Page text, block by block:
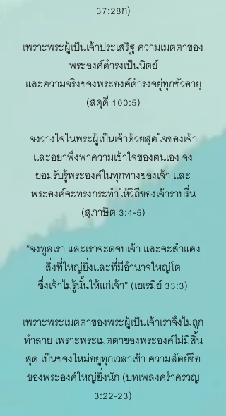
37:28ก)
เพราะพระผู้เป็นเจ้าประเสริฐ ความเมตตาของ
พระองค์ดำรงเป็นนิตย์
และความจริงของพระองค์ดำรงอยู่ทุกชั่วอายุ
(สดุดี 100:5)
จงวางใจในพระผู้เป็นเจ้าด้วยสุดใจของเจ้า
และอย่าพึ่งพาความเข้าใจของตนเอง จง
ยอมรับรู้พระองค์ในทุกทางของเจ้า และ
พระองค์จะทรงกระทำให้วิถีของเจ้าราบรื่น
(สุภาษิต 3:4-5)
“จงทูลเรา และเราจะตอบเจ้า และจะสำแดง
สิ่งที่ใหญ่ยิ่งและที่มีอำนาจใหญ่โต
ซึ่งเจ้าไม่รู้นั้นให้แก่เจ้า” (เยเรมีย์ 33:3)
เพราะพระเมตตาของพระผู้เป็นเจ้าเราจึงไม่ถูก
ทำลาย เพราะพระเมตตาของพระองค์ไม่มีสิ้น
สุด เป็นของใหม่อยู่ทุกเวลาเช้า ความสัตย์ซื่อ
ของพระองค์ใหญ่ยิ่งนัก (บทเพลงคร่ำครวญ
3:22-23)